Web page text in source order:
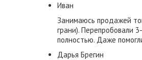
Иван
Занимаюсь продажей
грани). Перепробовали
полностью. Даже
​Дарья Брегин